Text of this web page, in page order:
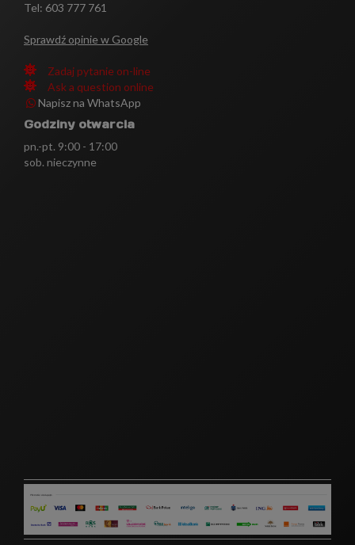
Tel: 603 777 761
Sprawdź opinie w Google
Zadaj pytanie on-line
Ask a question online
Napisz na WhatsApp
Godziny otwarcia
pn.-pt. 9:00 - 17:00
sob. nieczynne